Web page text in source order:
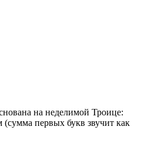
на неделимой Троице:
первых букв звучит как